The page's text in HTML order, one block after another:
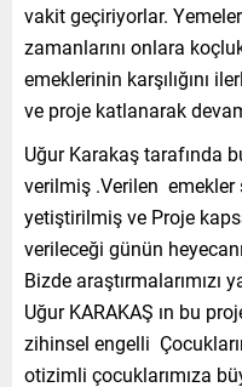
vakit geçiriyorlar.
zamanlarını onlara
emeklerinin karşılığını
ve proje katlanarak
Uğur Karakaş tarafında
verilmiş .Verilen emekler
yetiştirilmiş ve Proje
verileceği günün
Bizde araştırmalarımızı
Uğur KARAKAŞ ın bu
zihinsel engelli
otizimli çocuklarımıza